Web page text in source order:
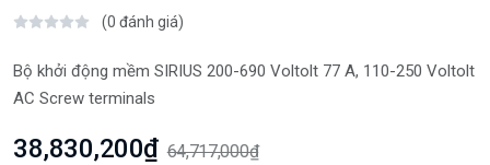
(0 đánh giá)
Bộ khởi động mềm SIRIUS 200-690 Voltolt 77 A, 110-250 Voltolt
AC Screw terminals
38,830,200₫ 64,717,000₫